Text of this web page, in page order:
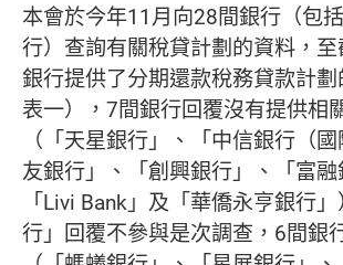
本會於今年11月向28間銀行（包
行）查詢有關稅貸計劃的資料，
銀行提供了分期還款稅務貸款計
表一），7間銀行回覆沒有提供相
（「天星銀行」、「中信銀行（
友銀行」、「創興銀行」、「富融
「Livi Bank」及「華僑永亨銀行
行」回覆不參與是次調查，6間銀